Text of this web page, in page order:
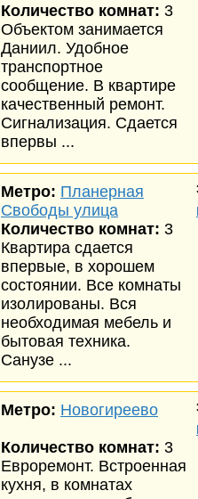
Количество комнат: 3
Объектом занимается
Даниил. Удобное
транспортное
сообщение. В квартире
качественный ремонт.
Сигнализация. Сдается
впервы ...
Метро: Планерная
Свободы улица
Количество комнат: 3
Квартира сдается
впервые, в хорошем
состоянии. Все комнаты
изолированы. Вся
необходимая мебель и
бытовая техника.
Санузе ...
Метро: Новогиреево
Количество комнат: 3
Евроремонт. Встроенная
кухня, в комнатах